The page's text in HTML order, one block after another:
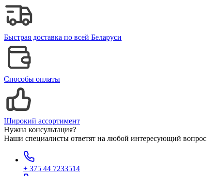
Быстрая доставка по всей Беларуси
Способы оплаты
Широкий ассортимент
Нужна консультация?
Наши специалисты ответят на любой интересующий вопрос
+ 375 44 7233514